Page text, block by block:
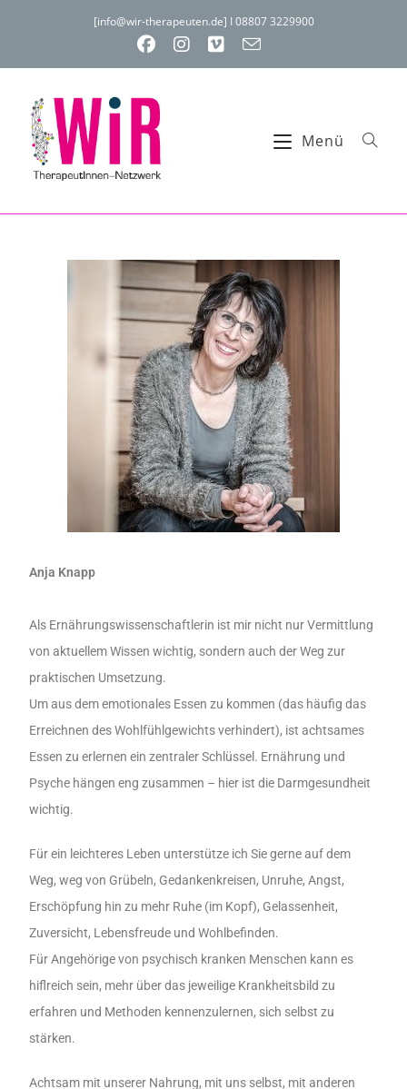
[info@wir-therapeuten.de] I 08807 3229900
Menü
Anja Knapp
Als Ernährungswissenschaftlerin ist mir nicht nur Vermittlung
von aktuellem Wissen wichtig, sondern auch der Weg zur
praktischen Umsetzung.
Um aus dem emotionales Essen zu kommen (das häufig das
Erreichnen des Wohlfühlgewichts verhindert), ist achtsames
Essen zu erlernen ein zentraler Schlüssel. Ernährung und
Psyche hängen eng zusammen – hier ist die Darmgesundheit
wichtig.
Für ein leichteres Leben unterstütze ich Sie gerne auf dem
Weg, weg von Grübeln, Gedankenkreisen, Unruhe, Angst,
Erschöpfung hin zu mehr Ruhe (im Kopf), Gelassenheit,
Zuversicht, Lebensfreude und Wohlbefinden.
Für Angehörige von psychisch kranken Menschen kann es
hiflreich sein, mehr über das jeweilige Krankheitsbild zu
erfahren und Methoden kennenzulernen, sich selbst zu
stärken.
Achtsam mit unserer Nahrung, mit uns selbst, mit anderen